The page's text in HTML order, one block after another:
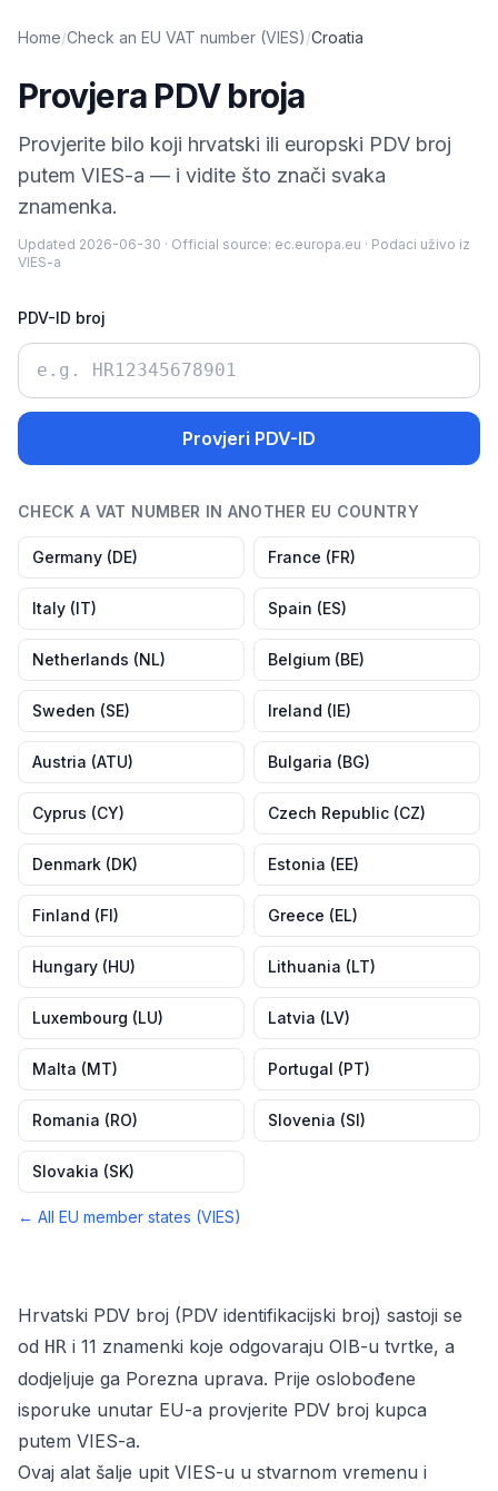
Home/Check an EU VAT number (VIES)/Croatia
Provjera PDV broja
Provjerite bilo koji hrvatski ili europski PDV broj
putem VIES-a — i vidite što znači svaka
znamenka.
Updated 2026-06-30 · Official source: ec.europa.eu · Podaci uživo iz
VIES-a
PDV-ID broj
Provjeri PDV-ID
CHECK A VAT NUMBER IN ANOTHER EU COUNTRY
Germany (DE) France (FR)
Italy (IT) Spain (ES)
Netherlands (NL) Belgium (BE)
Sweden (SE) Ireland (IE)
Austria (ATU) Bulgaria (BG)
Cyprus (CY) Czech Republic (CZ)
Denmark (DK) Estonia (EE)
Finland (FI) Greece (EL)
Hungary (HU) Lithuania (LT)
Luxembourg (LU) Latvia (LV)
Malta (MT) Portugal (PT)
Romania (RO) Slovenia (SI)
Slovakia (SK)
← All EU member states (VIES)
Hrvatski PDV broj (PDV identifikacijski broj) sastoji se
od HR i 11 znamenki koje odgovaraju OIB-u tvrtke, a
dodjeljuje ga Porezna uprava. Prije oslobođene
isporuke unutar EU-a provjerite PDV broj kupca
putem VIES-a.
Ovaj alat šalje upit VIES-u u stvarnom vremenu i